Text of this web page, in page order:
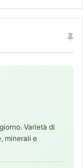
Varietà di
minerali e